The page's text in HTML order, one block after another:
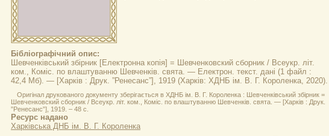
Бібліографічний опис:
Шевченківський збірник [Електронна копія] = Шевченковский сборник / Всеукр. літ.
ком., Коміс. по влаштуванню Шевченків. свята. — Електрон. текст. дані (1 файл :
42,4 Мб). — [Харків : Друк. ”Ренесанс”], 1919 (Харків: ХДНБ ім. В. Г. Короленка, 2020).
Оригінал друкованого документу зберігається в ХДНБ ім. В. Г. Короленка : Шевченківський збірник =
Шевченковский сборник / Всеукр. літ. ком., Коміс. по влаштуванню Шевченків. свята. — [Харків : Друк.
”Ренесанс”], 1919. – 48 с.
Ресурс надано
Харківська ДНБ ім. В. Г. Короленка